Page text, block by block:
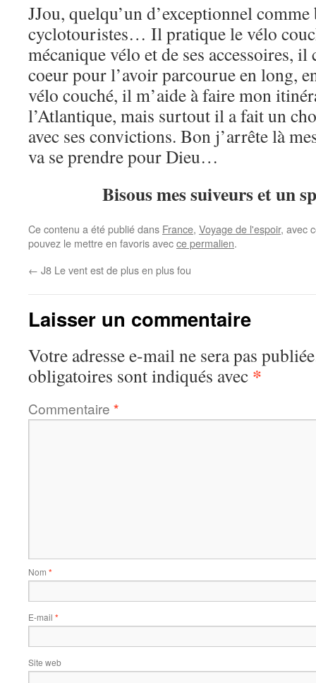
JJou, quelqu’un d’exceptionnel comme
cyclotouristes… Il pratique le vélo
mécanique vélo et de ses accessoires,
coeur pour l’avoir parcourue en long,
vélo couché, il m’aide à faire mon
l’Atlantique, mais surtout il a fait un
avec ses convictions. Bon j’arrête là
va se prendre pour Dieu…
Bisous mes suiveurs et un
Ce contenu a été publié dans France, Voyage de l'espoir, avec
pouvez le mettre en favoris avecce permalien.
← J8 Le vent est de plus en plus fou
Laisser un commentaire
Votre adresse e-mail ne sera pas
obligatoires sont indiqués avec *
Commentaire *
Nom *
E-mail *
Site web